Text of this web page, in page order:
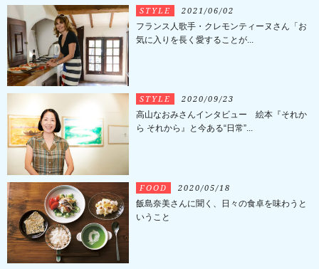
STYLE 2021/06/02
フランス人歌手・クレモンティーヌさん「お
気に入りを長く愛することが...
STYLE 2020/09/23
高山なおみさんインタビュー 絵本『それか
ら それから』と今ある“日常”...
FOOD 2020/05/18
飯島奈美さんに聞く、日々の食卓を味わうと
いうこと